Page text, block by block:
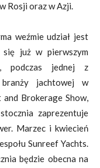
Rosji oraz w Azji.
weźmie udział jest
już w pierwszym
podczas jednej z
branży jachtowej w
and Brokerage Show,
zaprezentuje
Marzec i kwiecień
Sunreef Yachts.
będzie obecna na